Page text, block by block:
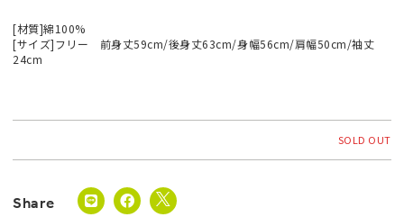
[材質]綿100%
[サイズ]フリー 前身丈59cm/後身丈63cm/身幅56cm/肩幅50cm/袖丈
24cm
SOLD OUT